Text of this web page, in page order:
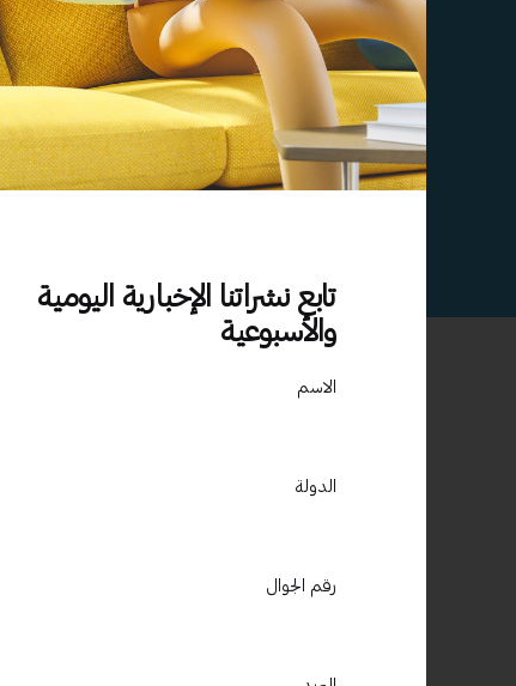
تعرف على
مؤسسة
نوفر
خبراء تطوير وتصميم المحتوي التدريبى
تابع نشراتنا الإخبارية اليومية
والأسبوعية
الاسم
الدولة
رقم الجوال